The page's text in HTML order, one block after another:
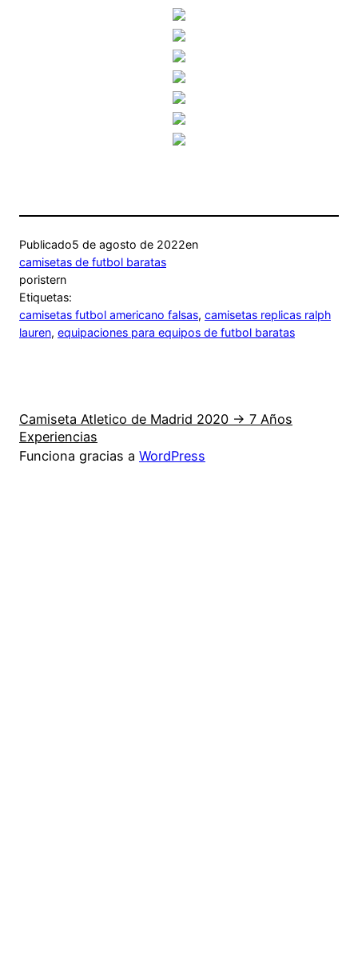
Publicado5 de agosto de 2022en
camisetas de futbol baratas
poristern
Etiquetas:
camisetas futbol americano falsas, camisetas replicas ralph
lauren, equipaciones para equipos de futbol baratas
Camiseta Atletico de Madrid 2020 → 7 Años
Experiencias
Funciona gracias a WordPress